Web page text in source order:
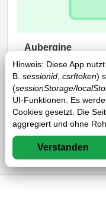
Hinweis: Diese App
B. sessionid csrftoken)
(sessionStorage/
UI-Funktionen. Es
Cookies gesetzt. Die
aggregiert und ohne
Verstanden
Aubergine
Vegan Glutenfrei
Glänzende,
schwammiges,
Samen. Roh leicht
nussigem Aroma
Impressum